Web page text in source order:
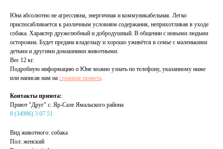
Юна абсолютно не агрессивна, энергичная и коммуникабельная. Легко
приспосабливается к различным условиям содержания, неприхотливая в уходе
собака. Характер дружелюбный и добродушный. В общении с новыми людьми
осторожна. Будет предана владельцу и хорошо уживётся в семье с маленькими
детьми и другими домашними животными.
Вес 12 кг.
Подробную информацию о Юне можно узнать по телефону, указанному ниже
или написав нам на странице приюта.
Контакты приюта:
Приют "Друг" с. Яр-Сале Ямальского района
8 (34996) 3 07 51
Вид животного: собака
Пол: женский